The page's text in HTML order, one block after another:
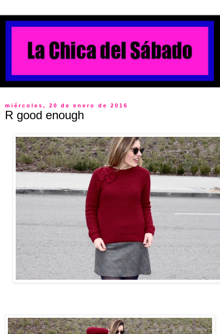
miércoles, 20 de enero de 2016
R good enough